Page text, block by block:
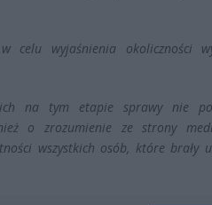
celu wyjaśnienia okoliczności
na tym etapie sprawy nie
o zrozumienie ze strony
wszystkich osób, które brały